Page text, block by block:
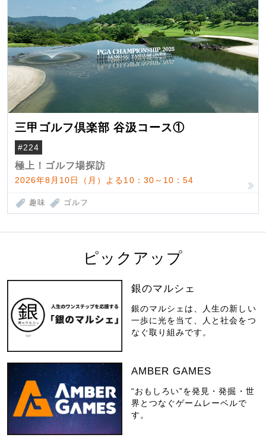
三甲ゴルフ倶楽部 谷汲コース①
#224
極上！ゴルフ場探訪
2026年8月10日（月）よる10：30～10：54
趣味 ゴルフ
ピックアップ
銀のマルシェ
銀のマルシェは、人生の新しい
一歩に光を当て、人と社会をつ
なぐ取り組みです。
AMBER GAMES
“おもしろい”を発見・発掘・世
界とつなぐゲームレーベルで
す。